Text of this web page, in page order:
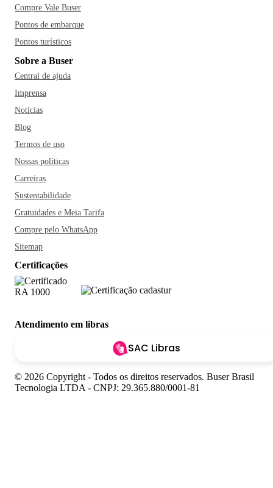
Compre Vale Buser
Pontos de embarque
Pontos turísticos
Sobre a Buser
Central de ajuda
Imprensa
Notícias
Blog
Termos de uso
Nossas políticas
Carreiras
Sustentabilidade
Gratuidades e Meia Tarifa
Compre pelo WhatsApp
Sitemap
Certificações
Atendimento em libras
SAC Libras
© 2026 Copyright - Todos os direitos reservados. Buser Brasil
Tecnologia LTDA - CNPJ: 29.365.880/0001-81